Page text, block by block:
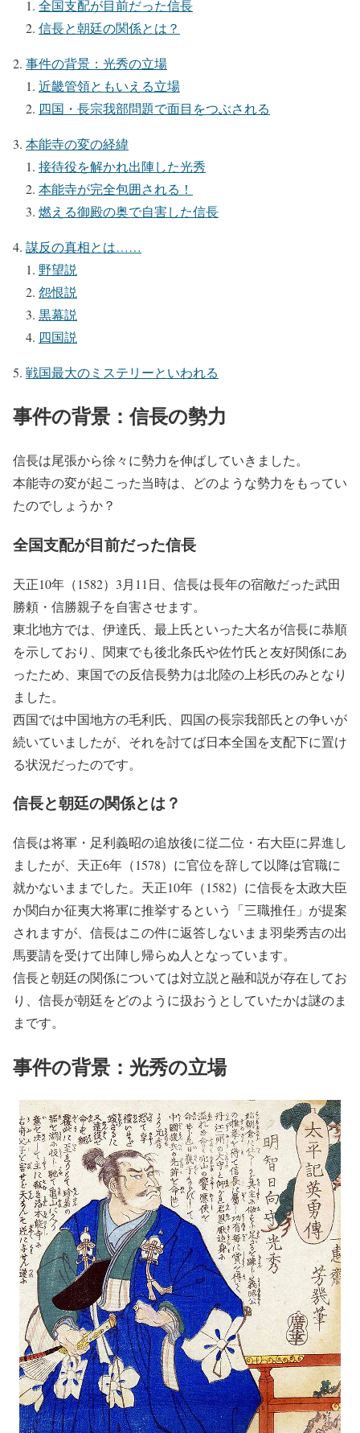
全国支配が目前だった信長
信長と朝廷の関係とは？
事件の背景：光秀の立場
近畿管領ともいえる立場
四国・長宗我部問題で面目をつぶされる
本能寺の変の経緯
接待役を解かれ出陣した光秀
本能寺が完全包囲される！
燃える御殿の奥で自害した信長
謀反の真相とは……
野望説
怨恨説
黒幕説
四国説
戦国最大のミステリーといわれる
事件の背景：信長の勢力
信長は尾張から徐々に勢力を伸ばしていきました。
本能寺の変が起こった当時は、どのような勢力をもってい
たのでしょうか？
全国支配が目前だった信長
天正10年（1582）3月11日、信長は長年の宿敵だった武田
勝頼・信勝親子を自害させます。
東北地方では、伊達氏、最上氏といった大名が信長に恭順
を示しており、関東でも後北条氏や佐竹氏と友好関係にあ
ったため、東国での反信長勢力は北陸の上杉氏のみとなり
ました。
西国では中国地方の毛利氏、四国の長宗我部氏との争いが
続いていましたが、それを討てば日本全国を支配下に置け
る状況だったのです。
信長と朝廷の関係とは？
信長は将軍・足利義昭の追放後に従二位・右大臣に昇進し
ましたが、天正6年（1578）に官位を辞して以降は官職に
就かないままでした。天正10年（1582）に信長を太政大臣
か関白か征夷大将軍に推挙するという「三職推任」が提案
されますが、信長はこの件に返答しないまま羽柴秀吉の出
馬要請を受けて出陣し帰らぬ人となっています。
信長と朝廷の関係については対立説と融和説が存在してお
り、信長が朝廷をどのように扱おうとしていたかは謎のま
まです。
事件の背景：光秀の立場